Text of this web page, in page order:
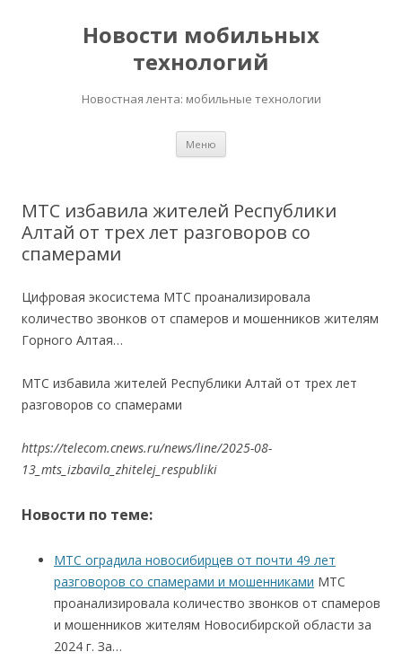
Новости мобильных
технологий
Новостная лента: мобильные технологии
Меню
МТС избавила жителей Республики
Алтай от трех лет разговоров со
спамерами
Цифровая экосистема МТС проанализировала
количество звонков от спамеров и мошенников жителям
Горного Алтая…
МТС избавила жителей Республики Алтай от трех лет
разговоров со спамерами
https://telecom.cnews.ru/news/line/2025-08-
13_mts_izbavila_zhitelej_respubliki
Новости по теме:
МТС оградила новосибирцев от почти 49 лет
разговоров со спамерами и мошенниками МТС
проанализировала количество звонков от спамеров
и мошенников жителям Новосибирской области за
2024 г. За…